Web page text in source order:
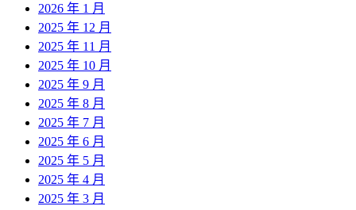
2026 年 1 月
2025 年 12 月
2025 年 11 月
2025 年 10 月
2025 年 9 月
2025 年 8 月
2025 年 7 月
2025 年 6 月
2025 年 5 月
2025 年 4 月
2025 年 3 月